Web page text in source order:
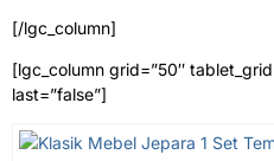
[/lgc_column]
[lgc_column grid=”50″
last=”false”]